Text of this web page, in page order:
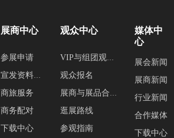
参展申请
宣发资料提交
商旅服务
商务配对
下载中心
展商中心 观众中心
VIP与组团观众服务
观众报名
展商与展品合集
逛展路线
参观指南
媒体中
心
展会新闻
展商新闻
行业新闻
合作媒体
下载中心